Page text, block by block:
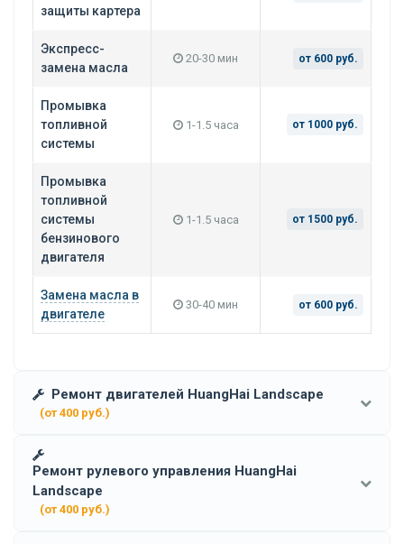
защиты картера
Экспресс-
замена масла
20-30 мин от 600 руб.
Промывка
топливной
системы
1-1.5 часа от 1000 руб.
Промывка
топливной
системы
бензинового
двигателя
1-1.5 часа от 1500 руб.
Замена масла в
двигателе
30-40 мин от 600 руб.
Ремонт двигателей HuangHai Landscape
(от 400 руб.)
Ремонт рулевого управления HuangHai
Landscape
(от 400 руб.)